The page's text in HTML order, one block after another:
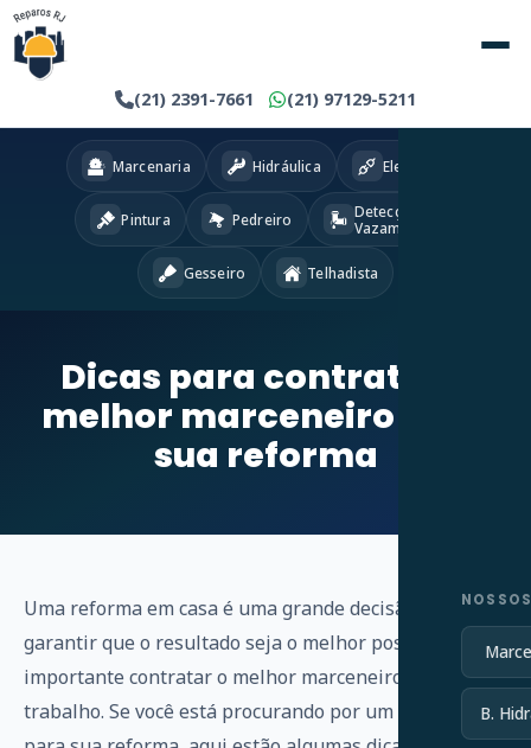
(21) 2391-7661 (21) 97129-5211
B.
Marcenaria Hidráulica Eletricista
Pintura Pedreiro
Detecção
Vazamentos
Gesseiro Telhadista
Dicas para contratar o
melhor marceneiro para
sua reforma
Uma reforma em casa é uma grande decisão e, para
garantir que o resultado seja o melhor possível, é
importante contratar o melhor marceneiro para o
trabalho. Se você está procurando por um marceneiro